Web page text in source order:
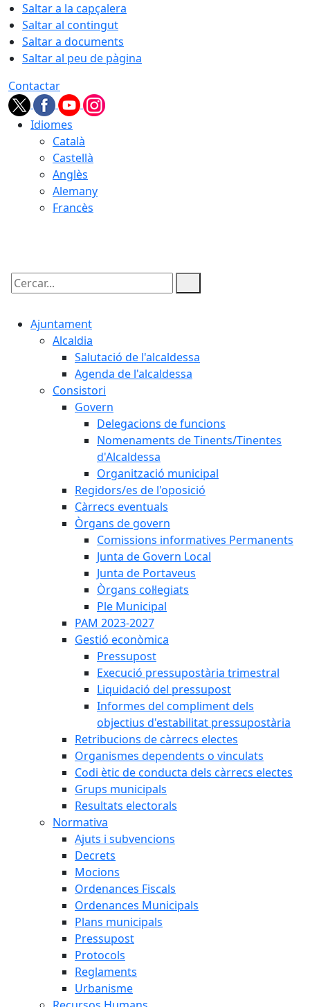
Saltar a la capçalera
Saltar al contingut
Saltar a documents
Saltar al peu de pàgina
Contactar
Idiomes
Català
Castellà
Anglès
Alemany
Francès
Cercar:
Ajuntament
Alcaldia
Salutació de l'alcaldessa
Agenda de l'alcaldessa
Consistori
Govern
Delegacions de funcions
Nomenaments de Tinents/Tinentes
d'Alcaldessa
Organització municipal
Regidors/es de l'oposició
Càrrecs eventuals
Òrgans de govern
Comissions informatives Permanents
Junta de Govern Local
Junta de Portaveus
Òrgans col·legiats
Ple Municipal
PAM 2023-2027
Gestió econòmica
Pressupost
Execució pressupostària trimestral
Liquidació del pressupost
Informes del compliment dels
objectius d'estabilitat pressupostària
Retribucions de càrrecs electes
Organismes dependents o vinculats
Codi ètic de conducta dels càrrecs electes
Grups municipals
Resultats electorals
Normativa
Ajuts i subvencions
Decrets
Mocions
Ordenances Fiscals
Ordenances Municipals
Plans municipals
Pressupost
Protocols
Reglaments
Urbanisme